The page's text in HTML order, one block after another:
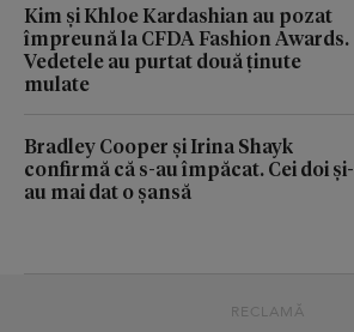
Kim și Khloe Kardashian au pozat
împreună la CFDA Fashion Awards.
Vedetele au purtat două ținute
mulate
Bradley Cooper și Irina Shayk
confirmă că s-au împăcat. Cei doi și-
au mai dat o șansă
RECLAMĂ